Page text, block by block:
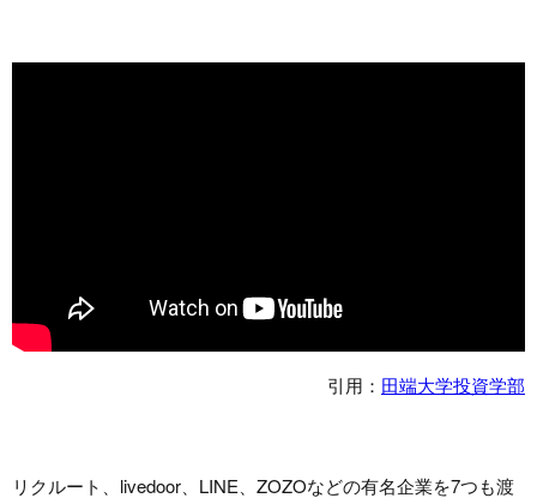
引用： 田端大学投資学部
リクルート、livedoor、LINE、ZOZOなどの有名企業を7つも渡